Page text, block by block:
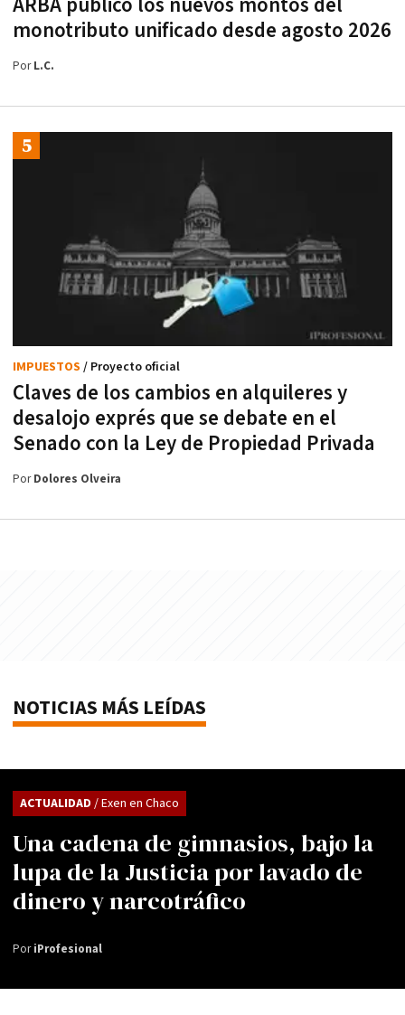
ARBA publicó los nuevos montos del
monotributo unificado desde agosto 2026
PorL.C.
Claves de los cambios en alquileres y
desalojo exprés que se debate en el
Senado con la Ley de Propiedad Privada
IMPUESTOS / Proyecto oficial
PorDolores Olveira
NOTICIAS MÁS LEÍDAS
Una cadena de gimnasios, bajo la
lupa de la Justicia por lavado de
dinero y narcotráfico
ACTUALIDAD / Exen en Chaco
PoriProfesional